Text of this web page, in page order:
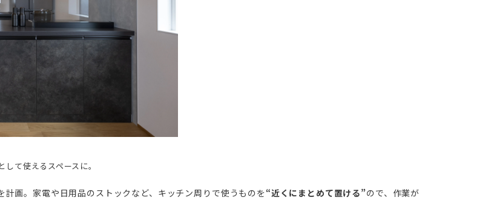
て使えるスペースに。
画。家電や日用品のストックなど、キッチン周りで使うものを“近くにまとめて置ける”ので、作業が